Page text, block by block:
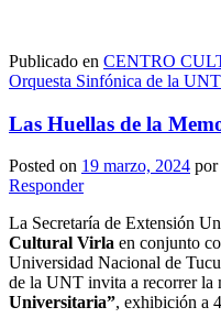
Publicado en CENTRO
Orquesta Sinfónica de la UNT
Las Huellas de la
Posted on 19 marzo, 2024 por
Responder
La Secretaría de Extensión
Cultural Virla en conjunto
Universidad Nacional de
de la UNT invita a recorrer la
Universitaria”, exhibición a